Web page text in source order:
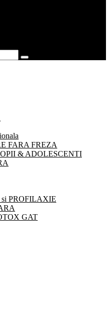
FARA FREZA
& ADOLESCENTI
PROFILAXIE
GAT